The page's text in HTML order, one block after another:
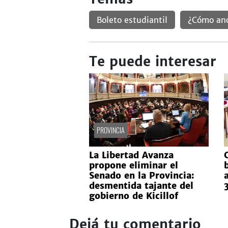
Boleto estudiantil ¿Cómo
Te puede interesar
PROVINCIA
La Libertad Avanza
propone eliminar el
Senado en la Provincia:
desmentida tajante del
gobierno de Kicillof
Dejá tu comentario